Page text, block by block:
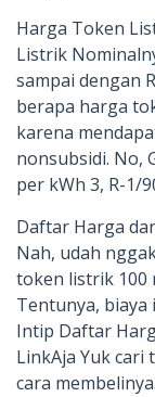
Harga Token
Listrik
sampai dengan
berapa harga
karena
nonsubsidi. No,
per kWh 3, R-1/
Daftar Harga
Nah, udah
token listrik 100
Tentunya,
Intip Daftar
LinkAja Yuk
cara membelinya.